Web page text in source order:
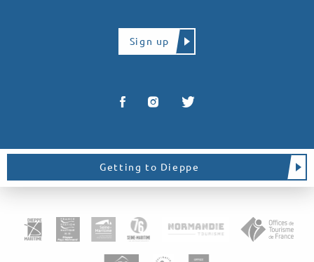
Sign up
Getting to Dieppe